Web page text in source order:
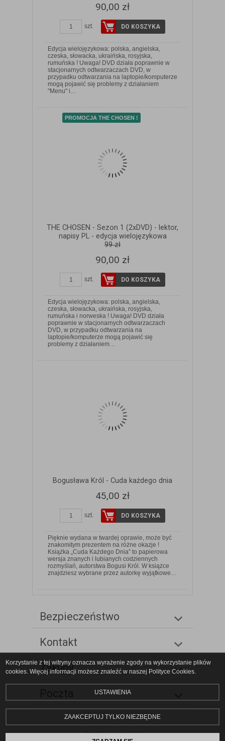
90,00 zł
szt. DO KOSZYKA
Edycja wielojęzykowa: polska, angielska,
czeska, słowacka, ukraińska, rosyjska,
rumuńska ! Uwaga! DVD działa poprawnie w
stacjonarnych odtwarzaczach DVD, w
przypadku odtwarzania na laptopie/komputerze
mogą pojawić się problemy z działaniem
"Menu" i…
ZOBACZ SZCZEGÓŁY
PROMOCJA THE CHOSEN !
THE CHOSEN - Sezon 1 (2xDVD) - lektor,
napisy PL - edycja wielojęzykowa
99 zł
90,00 zł
szt. DO KOSZYKA
Edycja wielojęzykowa: polska, angielska,
czeska, słowacka, ukraińska, rosyjska,
rumuńska i norweska ! Uwaga! DVD działa
poprawnie w stacjonarnych odtwarzaczach
DVD, w przypadku odtwarzania na
laptopie/komputerze mogą pojawić się
problemy z działaniem…
ZOBACZ SZCZEGÓŁY
Bogusława Król - Cuda każdego dnia
45,00 zł
szt. DO KOSZYKA
Pięknie wydana w twardej oprawie, może być
znakomitym prezentem na różne okazje !
Książka „Cuda Każdego Dnia” to papierowa
wersja znanych i lubianych codziennych
rozmyślań, autorstwa Bogusi Król. W książce
znajdziesz wybrane przez autorkę wyjątkowe…
Bezpieczeństwo
Kontakt
Zakupy
Zarządzaj ciasteczkami
Korzystanie z tej witryny oznacza wyrażenie zgody na wykorzystanie plików
cookies. Więcej informacji możesz znaleźć w naszej Polityce Cookies.
USTAWIENIA
ZAAKCEPTUJ TYLKO NIEZBĘDNE